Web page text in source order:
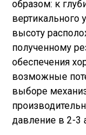
образом: к
высоту
полученному
обеспечения
возможные
выборе
давление в 2-3